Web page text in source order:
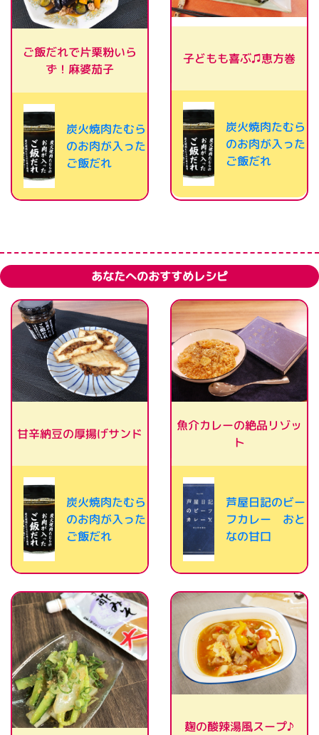
ご飯だれで片栗粉いら
ず！麻婆茄子
炭火焼肉たむら
のお肉が入った
ご飯だれ
子どもも喜ぶ♫恵方巻
炭火焼肉たむら
のお肉が入った
ご飯だれ
あなたへのおすすめレシピ
甘辛納豆の厚揚げサンド
炭火焼肉たむら
のお肉が入った
ご飯だれ
魚介カレーの絶品リゾッ
ト
芦屋日記のビー
フカレー おと
なの甘口
麹の酸辣湯風スープ♪